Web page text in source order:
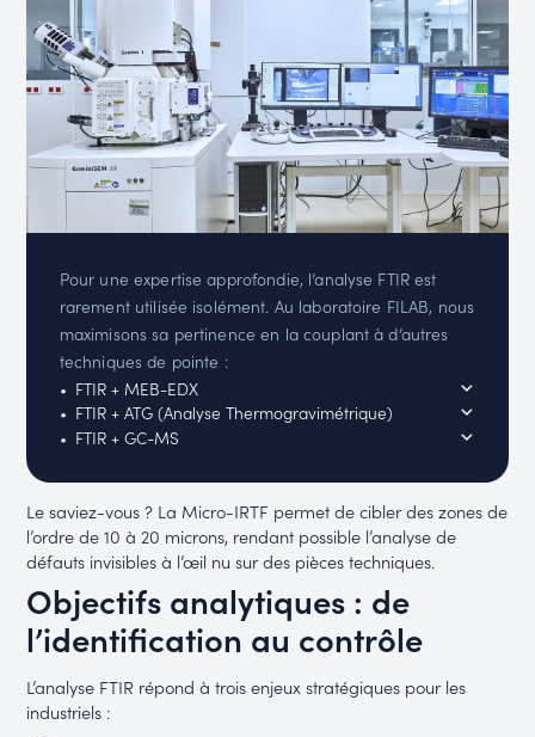
Pour une expertise approfondie, l’analyse FTIR est
rarement utilisée isolément. Au laboratoire FILAB, nous
maximisons sa pertinence en la couplant à d’autres
techniques de pointe :
FTIR + MEB-EDX
FTIR + ATG (Analyse Thermogravimétrique)
FTIR + GC-MS
Le saviez-vous ? La Micro-IRTF permet de cibler des zones de
l’ordre de 10 à 20 microns, rendant possible l’analyse de
défauts invisibles à l’œil nu sur des pièces techniques.
Objectifs analytiques : de
l’identification au contrôle
L’analyse FTIR répond à trois enjeux stratégiques pour les
industriels :